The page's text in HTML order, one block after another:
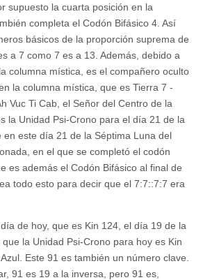
supuesto la cuarta posición en la
completa el Codón Bifásico 4. Así
básicos de la proporción suprema de
a 7 como 7 es a 13. Además, debido a
columna mística, es el compañero oculto
la columna mística, que es Tierra 7 -
Vuc Ti Cab, el Señor del Centro de la
la Unidad Psi-Crono para el día 21 de la
en este día 21 de la Séptima Luna del
en el que se completó el codón
es además el Codón Bifásico al final de
todo esto para decir que el 7:7::7:7 era
de hoy, que es Kin 124, el día 19 de la
la Unidad Psi-Crono para hoy es Kin
Este 91 es también un número clave.
91 es 19 a la inversa, pero 91 es,